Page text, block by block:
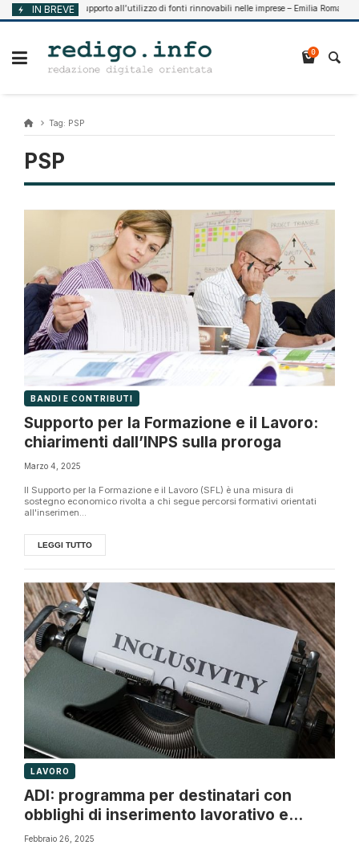
Vai
al
IN BREVE
Agosto 7, 2026 Supporto all’utilizzo di fonti rinnovabili nelle imprese – Emilia Romagna
0
Tag: PSP
PSP
BANDI E CONTRIBUTI
Supporto per la Formazione e il Lavoro:
chiarimenti dall’INPS sulla proroga
Marzo 4, 2025
Il Supporto per la Formazione e il Lavoro (SFL) è una misura di
sostegno economico rivolta a chi segue percorsi formativi orientati
all'inserimen...
LEGGI TUTTO
LAVORO
ADI: programma per destinatari con
obblighi di inserimento lavorativo e
sociale
Febbraio 26, 2025